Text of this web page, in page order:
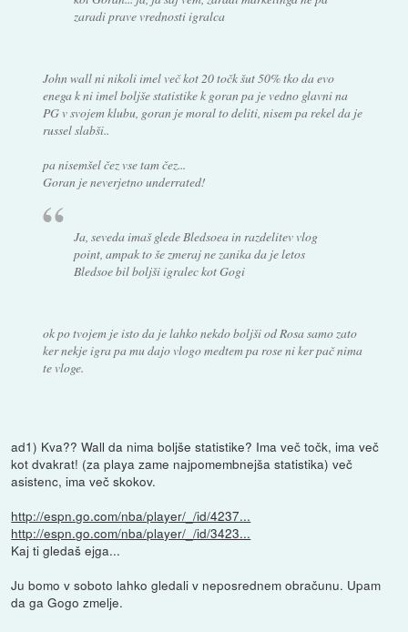
zaradi prave vrednosti igralca
John wall ni nikoli imel več kot 20 točk šut 50% tko da evo
enega k ni imel boljše statistike k goran pa je vedno glavni na
PG v svojem klubu, goran je moral to deliti, nisem pa rekel da je
russel slabši..
pa nisemšel čez vse tam čez...
Goran je neverjetno underrated!
Ja, seveda imaš glede Bledsoea in razdelitev vlog
point, ampak to še zmeraj ne zanika da je letos
Bledsoe bil boljši igralec kot Gogi
ok po tvojem je isto da je lahko nekdo boljši od Rosa samo zato
ker nekje igra pa mu dajo vlogo medtem pa rose ni ker pač nima
te vloge.
ad1) Kva?? Wall da nima boljše statistike? Ima več točk, ima več
kot dvakrat! (za playa zame najpomembnejša statistika) več
asistenc, ima več skokov.
http://espn.go.com/nba/player/_/id/4237...
http://espn.go.com/nba/player/_/id/3423...
Kaj ti gledaš ejga...
Ju bomo v soboto lahko gledali v neposrednem obračunu. Upam
da ga Gogo zmelje.